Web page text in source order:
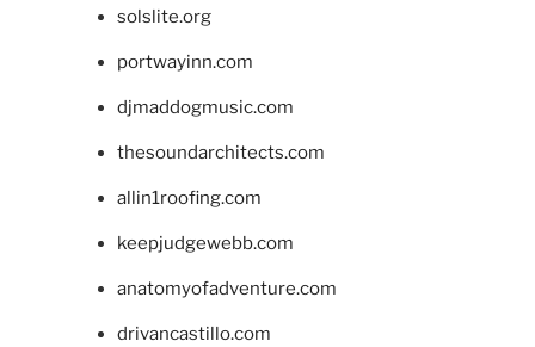
solslite.org
portwayinn.com
djmaddogmusic.com
thesoundarchitects.com
allin1roofing.com
keepjudgewebb.com
anatomyofadventure.com
drivancastillo.com